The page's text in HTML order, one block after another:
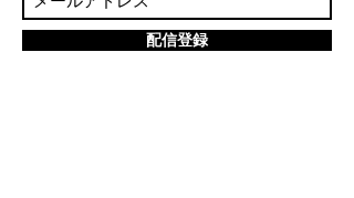
配信登録